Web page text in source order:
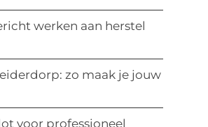
werken aan herstel
zo maak je jouw
voor professioneel